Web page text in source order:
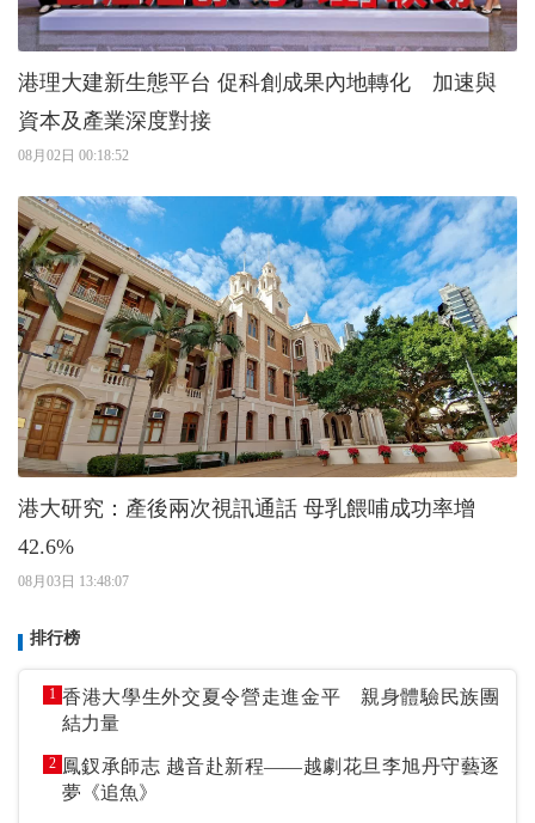
港理大建新生態平台 促科創成果內地轉化 加速與
資本及產業深度對接
08月02日 00:18:52
港大研究：產後兩次視訊通話 母乳餵哺成功率增
42.6%
08月03日 13:48:07
排行榜
1 香港大學生外交夏令營走進金平 親身體驗民族團
結力量
2 鳳釵承師志 越音赴新程——越劇花旦李旭丹守藝逐
夢《追魚》